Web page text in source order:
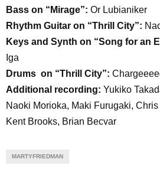
Bass on “Mirage”: Or Lubianiker
Rhythm Guitar on “Thrill City”:
Keys and Synth on “Song for an
Iga
Drums on “Thrill City”:
Additional recording: Yukiko
Naoki Morioka, Maki Furugaki,
Kent Brooks, Brian Becvar
MARTYFRIEDMAN